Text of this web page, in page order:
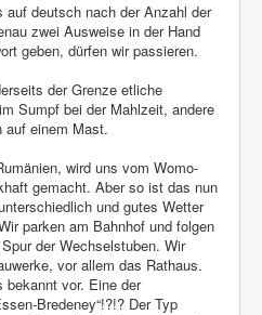
deutsch nach der Anzahl der
zwei Ausweise in der Hand
geben, dürfen wir passieren.
der Grenze etliche
Sumpf bei der Mahlzeit, andere
auf einem Mast.
wird uns vom Womo-
gemacht. Aber so ist das nun
und gutes Wetter
parken am Bahnhof und folgen
der Wechselstuben. Wir
vor allem das Rathaus.
vor. Eine der
Bredeney“!?!? Der Typ